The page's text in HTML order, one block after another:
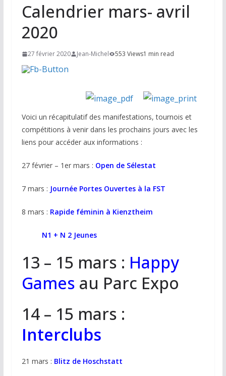
Calendrier mars- avril
2020
27 février 2020 Jean-Michel 553 Views1 min read
Voici un récapitulatif des manifestations, tournois et
compétitions à venir dans les prochains jours avec les
liens pour accéder aux informations :
27 février – 1er mars : Open de Sélestat
7 mars : Journée Portes Ouvertes à la FST
8 mars : Rapide féminin à Kienztheim
N1 + N 2 Jeunes
13 – 15 mars : Happy
Games au Parc Expo
14 – 15 mars :
Interclubs
21 mars : Blitz de Hoschstatt